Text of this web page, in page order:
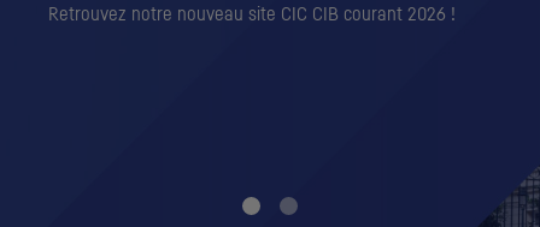
Retrouvez notre nouveau site CIC CIB courant 2026 !